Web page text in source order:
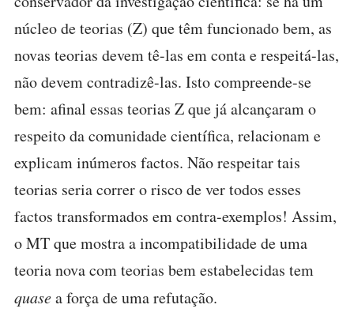
núcleo de teorias (Z) que têm funcionado bem, as
novas teorias devem tê-las em conta e respeitá-las,
não devem contradizê-las. Isto compreende-se
bem: afinal essas teorias Z que já alcançaram o
respeito da comunidade científica, relacionam e
explicam inúmeros factos. Não respeitar tais
teorias seria correr o risco de ver todos esses
factos transformados em contra-exemplos! Assim,
o MT que mostra a incompatibilidade de uma
teoria nova com teorias bem estabelecidas tem
quasea força de uma refutação.